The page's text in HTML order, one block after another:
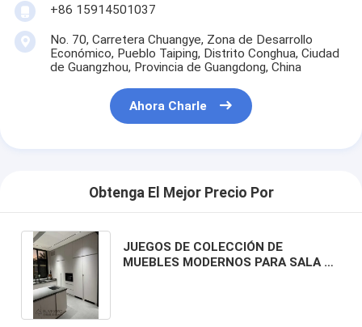
+86 15914501037
No. 70, Carretera Chuangye, Zona de Desarrollo
Económico, Pueblo Taiping, Distrito Conghua, Ciudad
de Guangzhou, Provincia de Guangdong, China
Ahora Charle
Obtenga El Mejor Precio Por
JUEGOS DE COLECCIÓN DE
MUEBLES MODERNOS PARA SALA DE